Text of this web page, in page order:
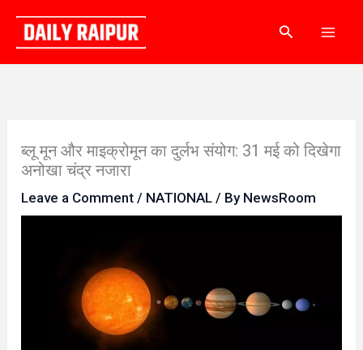
content
Search
ब्लू मून और माइक्रोमून का दुर्लभ संयोग: 31 मई को दिखेगा
अनोखा चंद्र नजारा
Leave a Comment / NATIONAL / By NewsRoom